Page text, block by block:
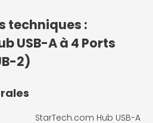
techniques :
USB-A à 4 Ports
2)
StarTech.com Hub USB-A